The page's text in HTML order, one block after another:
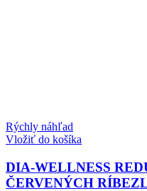
Rýchly náhľad
Vložiť do košíka
DIA-WELLNESS
ČERVENÝCH